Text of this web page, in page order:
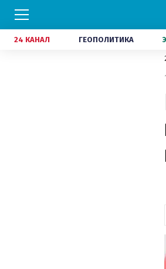
24 КАНАЛ ГЕОПОЛИТИКА